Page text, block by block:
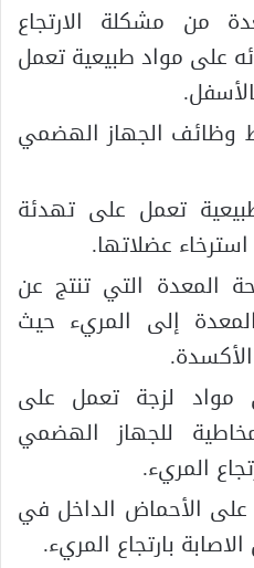
من مشكلة الارتجاع
على مواد طبيعية تعمل
وظائف الجهاز الهضمي
تعمل على تهدئة
عضلاتها.
المعدة التي تنتج عن
إلى المريء حيث
مواد لزجة تعمل على
للجهاز الهضمي
المريء.
الأحماض الداخل في
بارتجاع المريء.